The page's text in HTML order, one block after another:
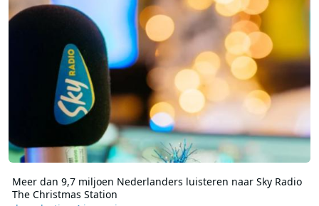
Meer dan 9,7 miljoen Nederlanders luisteren naar Sky Radio
The Christmas Station